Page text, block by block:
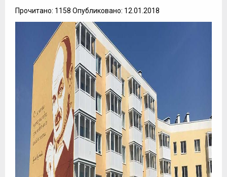
Прочитано: 1158 Опубликовано: 12.01.2018